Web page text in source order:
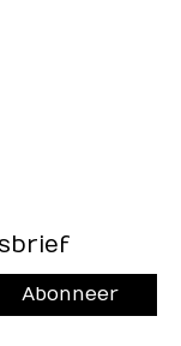
Abonneer